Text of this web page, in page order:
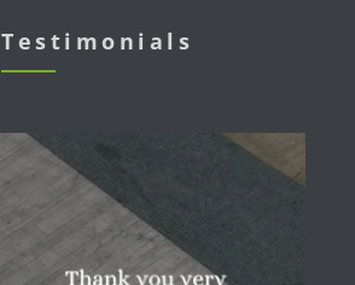
Testimonials